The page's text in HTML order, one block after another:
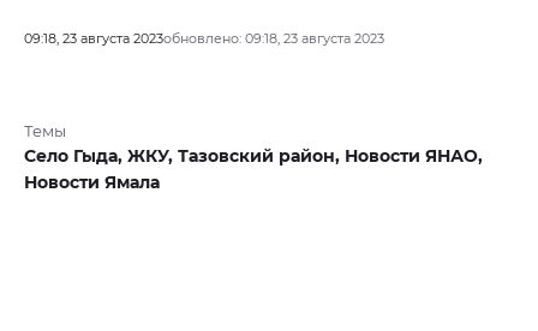
09:18, 23 августа 2023обновлено: 09:18, 23 августа 2023
Темы
Село Гыда, ЖКУ, Тазовский район, Новости ЯНАО,
Новости Ямала